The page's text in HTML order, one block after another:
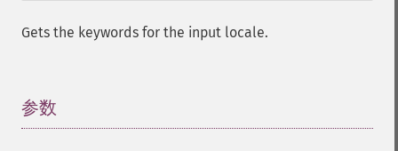
Gets the keywords for the input locale.
参数